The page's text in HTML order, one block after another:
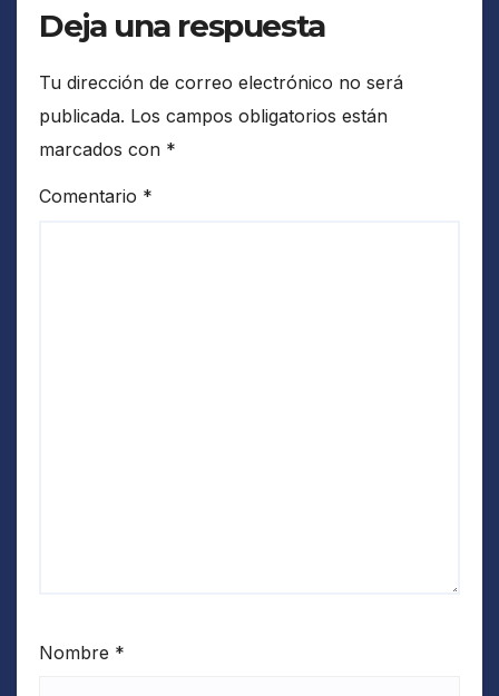
Deja una respuesta
Tu dirección de correo electrónico no será
publicada. Los campos obligatorios están
marcados con *
Comentario *
Nombre *